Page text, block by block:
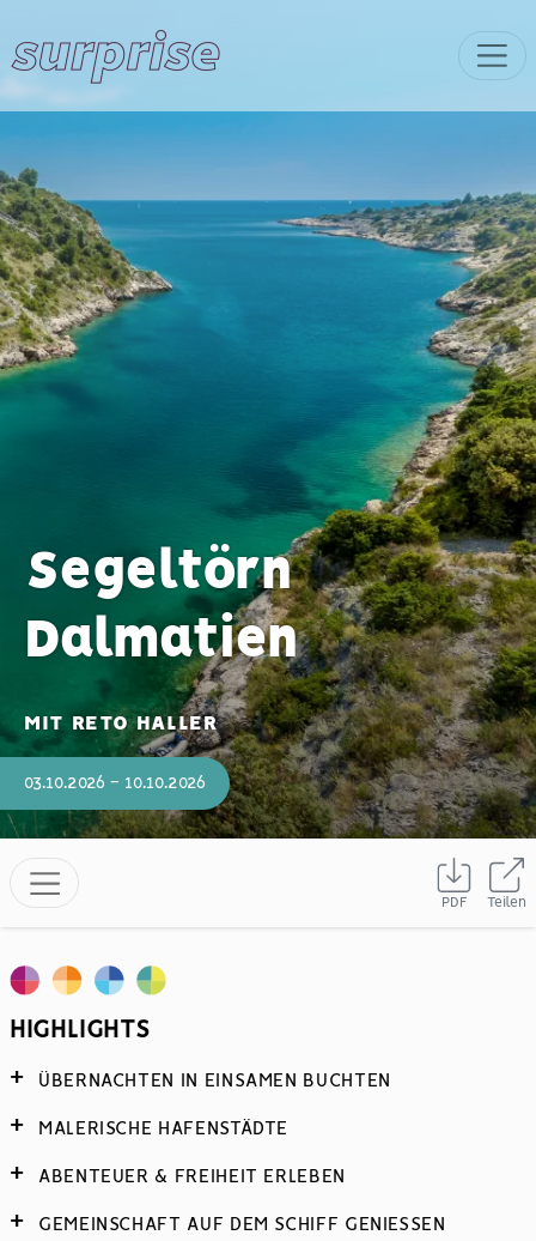
Segeltörn
Dalmatien
MIT RETO HALLER
03.10.2026 - 10.10.2026
PDF Teilen
HIGHLIGHTS
ÜBERNACHTEN IN EINSAMEN BUCHTEN
MALERISCHE HAFENSTÄDTE
ABENTEUER & FREIHEIT ERLEBEN
GEMEINSCHAFT AUF DEM SCHIFF GENIESSEN